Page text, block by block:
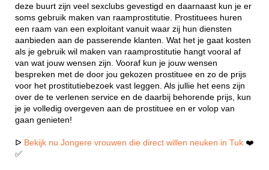
deze buurt zijn veel sexclubs gevestigd en daarnaast kun je er
soms gebruik maken van raamprostitutie. Prostituees huren
een raam van een exploitant vanuit waar zij hun diensten
aanbieden aan de passerende klanten. Wat het je gaat kosten
als je gebruik wil maken van raamprostitutie hangt vooral af
van wat jouw wensen zijn. Vooraf kun je jouw wensen
bespreken met de door jou gekozen prostituee en zo de prijs
voor het prostitutiebezoek vast leggen. Als jullie het eens zijn
over de te verlenen service en de daarbij behorende prijs, kun
je je volledig overgeven aan de prostituee en er volop van
gaan genieten!
ᐅ Bekijk nu Jongere vrouwen die direct willen neuken in Tuk ❤️
✅